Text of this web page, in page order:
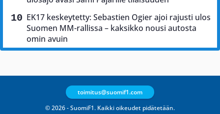
EK17 keskeytetty: Sebastien Ogier ajoi rajusti ulos
Suomen MM-rallissa – kaksikko nousi autosta
omin avuin
© 2026 - SuomiF1. Kaikki oikeudet pidätetään.
toimitus@suomif1.com